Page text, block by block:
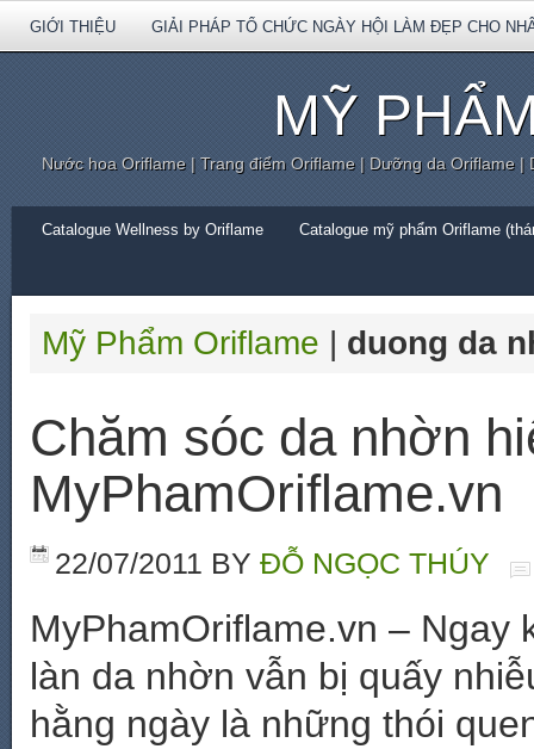
GIỚI THIỆU GIẢI PHÁP TỔ CHỨC NGÀY HỘI LÀM ĐẸP CHO
MỸ
Nước hoa Oriflame | Trang điểm Oriflame | Dưỡng da Oriflame
Catalogue Wellness by Oriflame Catalogue mỹ phẩm Oriflame
Mỹ Phẩm Oriflame | duong da
Chăm sóc da nhờn
MyPhamOriflame.vn
22/07/2011 BY ĐỖ NGỌC THÚY
MyPhamOriflame.vn –
làn da nhờn vẫn bị quấy
hằng ngày là những thói